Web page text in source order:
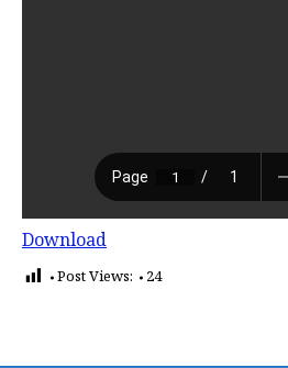
Download
Post Views: 24